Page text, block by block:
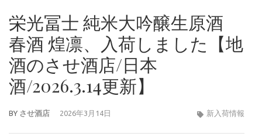
栄光冨士 純米大吟醸生原酒
春酒 煌凛、入荷しました【地
酒のさせ酒店/日本
酒/2026.3.14更新】
BY させ酒店 2026年3月14日 新入荷情報